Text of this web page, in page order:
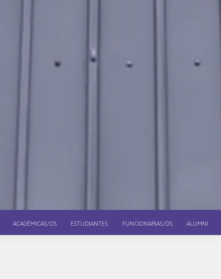
ACADÉMICAS/OS ESTUDIANTES FUNCIONARIAS/OS ALUMNI